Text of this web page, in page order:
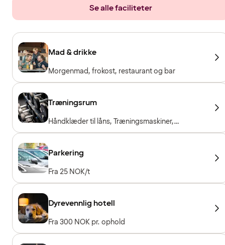
Se alle faciliteter
Mad & drikke
Morgenmad, frokost, restaurant og bar
Træningsrum
Håndklæder til låns, Træningsmaskiner,
Konditionsmaskiner, Frie vægte, Gratis entré for
Parkering
Fra 25 NOK/t
Dyrevennlig hotell
Fra 300 NOK pr. ophold